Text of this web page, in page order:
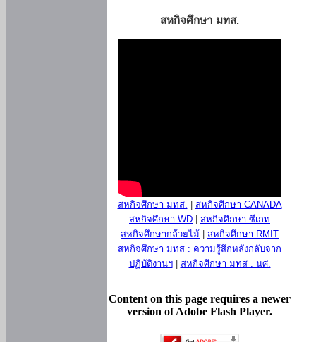
สหกิจศึกษา มทส.
สหกิจศึกษา มทส.
สหกิจศึกษา CANADA
สหกิจศึกษา WD
สหกิจศึกษา ซีเกท
สหกิจศึกษากล้วยไม้
สหกิจศึกษา RMIT
สหกิจศึกษา มทส : ความรู้สึกหลังกลับจาก
ปฏิบัติงานฯ| สหกิจศึกษา มทส : นศ.
Content on this page requires a newer
version of Adobe Flash Player.